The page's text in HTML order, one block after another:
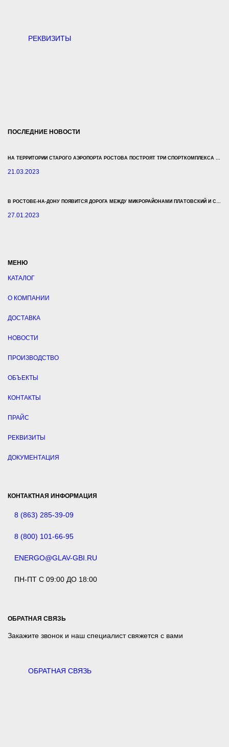
РЕКВИЗИТЫ
ПОСЛЕДНИЕ НОВОСТИ
21.03.2023
27.01.2023
МЕНЮ
КАТАЛОГ
О КОМПАНИИ
ДОСТАВКА
НОВОСТИ
ПРОИЗВОДСТВО
ОБЪЕКТЫ
КОНТАКТЫ
ПРАЙС
РЕКВИЗИТЫ
ДОКУМЕНТАЦИЯ
КОНТАКТНАЯ ИНФОРМАЦИЯ
8 (863) 285-39-09
8 (800) 101-66-95
ENERGO@GLAV-GBI.RU
ПН-ПТ С 09:00 ДО 18:00
ОБРАТНАЯ СВЯЗЬ
Закажите звонок и наш специалист свяжется с вами
ОБРАТНАЯ СВЯЗЬ